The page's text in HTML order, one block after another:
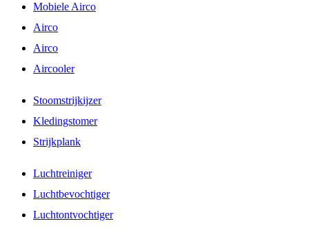
Mobiele Airco
Airco
Airco
Aircooler
Stoomstrijkijzer
Kledingstomer
Strijkplank
Luchtreiniger
Luchtbevochtiger
Luchtontvochtiger